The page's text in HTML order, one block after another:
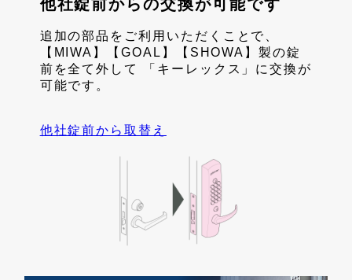
他社錠前からの交換が可能です
追加の部品をご利用いただくことで、
【MIWA】【GOAL】【SHOWA】製の錠
前を全て外して 「キーレックス」に交換が
可能です。
他社錠前から取替え